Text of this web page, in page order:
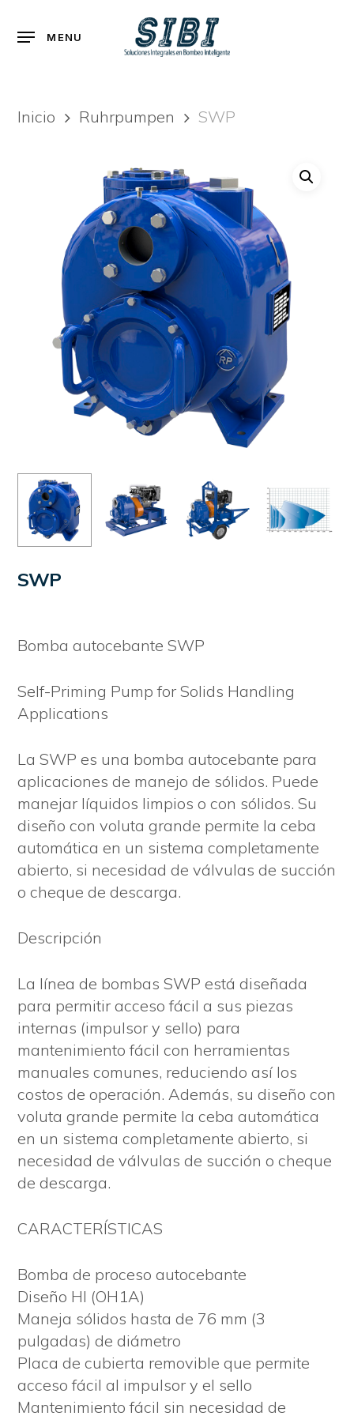
MENU
Inicio Ruhrpumpen SWP
SWP
Bomba autocebante SWP
Self-Priming Pump for Solids Handling
Applications
La SWP es una bomba autocebante para
aplicaciones de manejo de sólidos. Puede
manejar líquidos limpios o con sólidos. Su
diseño con voluta grande permite la ceba
automática en un sistema completamente
abierto, si necesidad de válvulas de succión
o cheque de descarga.
Descripción
La línea de bombas SWP está diseñada
para permitir acceso fácil a sus piezas
internas (impulsor y sello) para
mantenimiento fácil con herramientas
manuales comunes, reduciendo así los
costos de operación. Además, su diseño con
voluta grande permite la ceba automática
en un sistema completamente abierto, si
necesidad de válvulas de succión o cheque
de descarga.
CARACTERÍSTICAS
Bomba de proceso autocebante
Diseño HI (OH1A)
Maneja sólidos hasta de 76 mm (3
pulgadas) de diámetro
Placa de cubierta removible que permite
acceso fácil al impulsor y el sello
Mantenimiento fácil sin necesidad de
Menu